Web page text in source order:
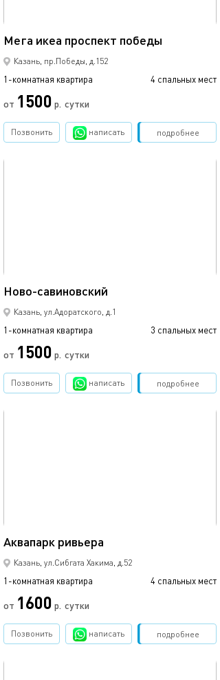
Мега икеа проспект победы
Казань, пр.Победы, д.152
1-комнатная квартира 4 спальных мест
от 1500 р. сутки
подробнее
Позвонить написать Забронировать
Ново-савиновский
Казань, ул.Адоратского, д.1
1-комнатная квартира 3 спальных мест
от 1500 р. сутки
подробнее
Позвонить написать Забронировать
Аквапарк ривьера
Казань, ул.Сибгата Хакима, д.52
1-комнатная квартира 4 спальных мест
от 1600 р. сутки
подробнее
Позвонить написать Забронировать